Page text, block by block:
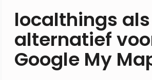
localthings als
alternatief
Google My